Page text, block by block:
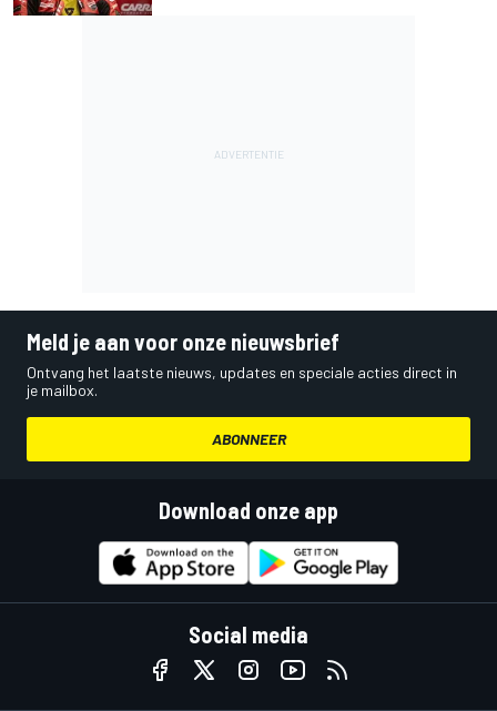
Meld je aan voor onze nieuwsbrief
Ontvang het laatste nieuws, updates en speciale acties direct in
je mailbox.
ABONNEER
Download onze app
Social media